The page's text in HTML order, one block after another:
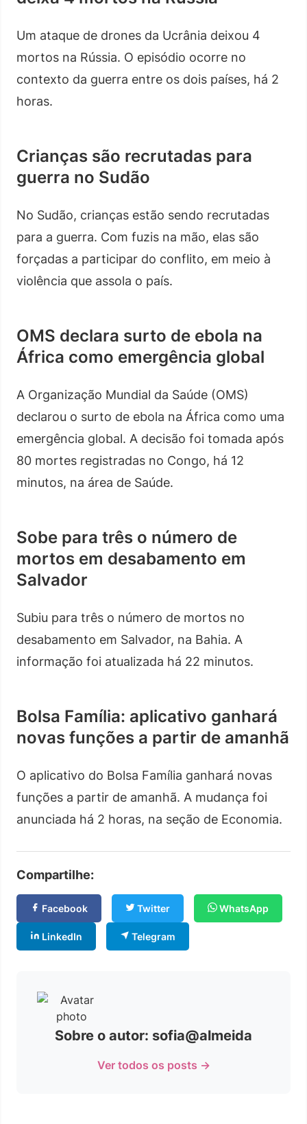
Um ataque de drones da Ucrânia deixou 4
mortos na Rússia. O episódio ocorre no
contexto da guerra entre os dois países, há 2
horas.
Crianças são recrutadas para
guerra no Sudão
No Sudão, crianças estão sendo recrutadas
para a guerra. Com fuzis na mão, elas são
forçadas a participar do conflito, em meio à
violência que assola o país.
OMS declara surto de ebola na
África como emergência global
A Organização Mundial da Saúde (OMS)
declarou o surto de ebola na África como uma
emergência global. A decisão foi tomada após
80 mortes registradas no Congo, há 12
minutos, na área de Saúde.
Sobe para três o número de
mortos em desabamento em
Salvador
Subiu para três o número de mortos no
desabamento em Salvador, na Bahia. A
informação foi atualizada há 22 minutos.
Bolsa Família: aplicativo ganhará
novas funções a partir de amanhã
O aplicativo do Bolsa Família ganhará novas
funções a partir de amanhã. A mudança foi
anunciada há 2 horas, na seção de Economia.
Compartilhe:
Facebook Twitter WhatsApp
LinkedIn Telegram
Sobre o autor: sofia@almeida
Ver todos os posts →